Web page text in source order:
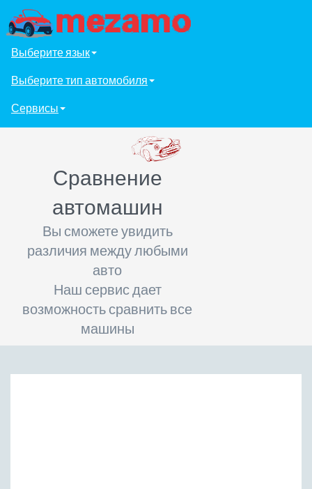
Выберите язык
Выберите тип автомобиля
Сервисы
Сравнение
автомашин
Вы сможете увидить
различия между любыми
авто
Наш сервис дает
возможность сравнить все
машины